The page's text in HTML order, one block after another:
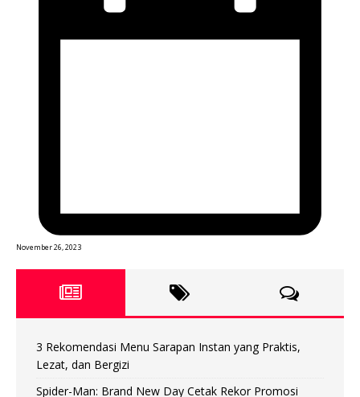
November 26, 2023
3 Rekomendasi Menu Sarapan Instan yang Praktis,
Lezat, dan Bergizi
Spider-Man: Brand New Day Cetak Rekor Promosi